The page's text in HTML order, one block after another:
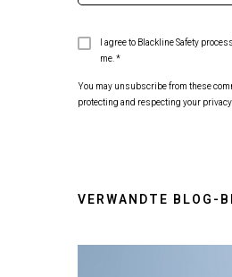
I agree to Blackline Safety
me.*
You may unsubscribe from these
protecting and respecting your
VERWANDTE BLOG-